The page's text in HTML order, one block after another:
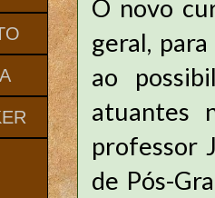
O novo
geral,
ao
atuantes
professor
de Pós-